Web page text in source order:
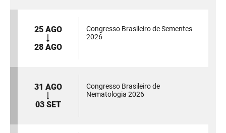
25 AGO
28 AGO
Congresso Brasileiro de Sementes
2026
31 AGO
03 SET
Congresso Brasileiro de
Nematologia 2026